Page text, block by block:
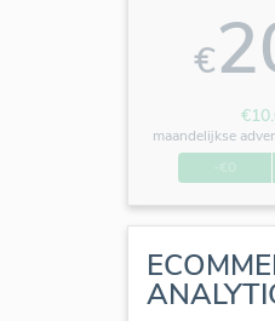
€
maandelijkse